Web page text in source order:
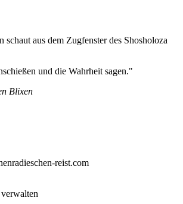
und die Wahrheit sagen."
Blixen
reist.com